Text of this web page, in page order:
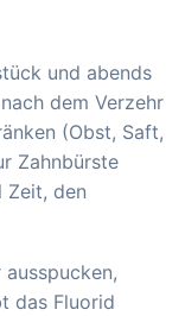
und abends
dem Verzehr
(Obst, Saft,
Zahnbürste
Zeit, den
das Fluorid